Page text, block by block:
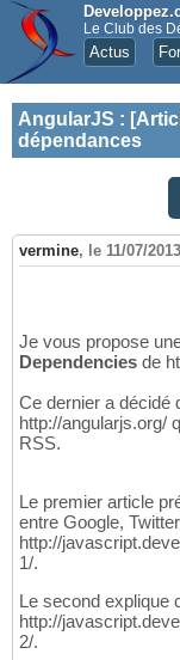
Le Club des
Actus
AngularJS :
dépendances
vermine, le 11/07/
Je vous propose
Dependencies de
Ce dernier a décidé
http://angularjs.org/
RSS.
Le premier article
entre Google,
http://
1/.
Le second explique
http://
2/.